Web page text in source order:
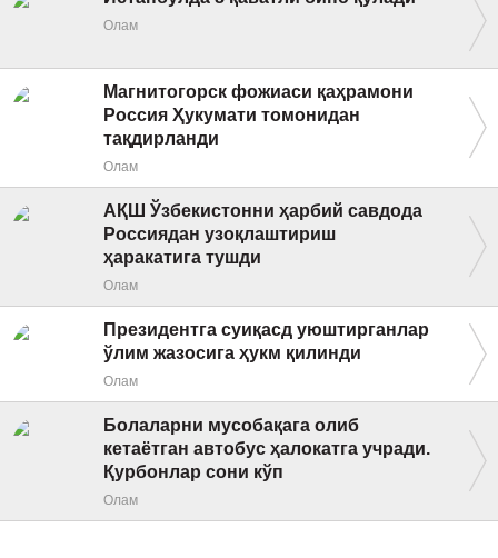
Олам
Магнитогорск фожиаси қаҳрамони
Россия Ҳукумати томонидан
тақдирланди
Олам
АҚШ Ўзбекистонни ҳарбий савдода
Россиядан узоқлаштириш
ҳаракатига тушди
Олам
Президентга суиқасд уюштирганлар
ўлим жазосига ҳукм қилинди
Олам
Болаларни мусобақага олиб
кетаётган автобус ҳалокатга учради.
Қурбонлар сони кўп
Олам